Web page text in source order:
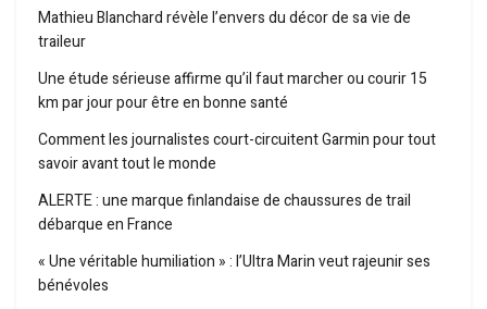
Mathieu Blanchard révèle l’envers du décor de sa vie de
traileur
Une étude sérieuse affirme qu’il faut marcher ou courir 15
km par jour pour être en bonne santé
Comment les journalistes court-circuitent Garmin pour tout
savoir avant tout le monde
ALERTE : une marque finlandaise de chaussures de trail
débarque en France
« Une véritable humiliation » : l’Ultra Marin veut rajeunir ses
bénévoles